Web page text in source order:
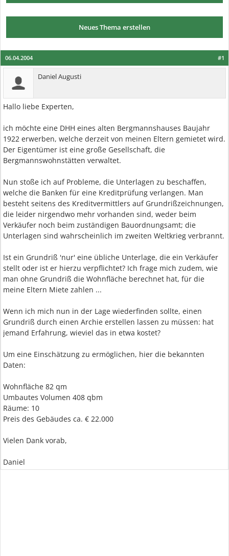
Neues Thema erstellen
#1
06.04.2004
Daniel Augusti
Hallo liebe Experten,
ich möchte eine DHH eines alten Bergmannshauses Baujahr
1922 erwerben, welche derzeit von meinen Eltern gemietet wird.
Der Eigentümer ist eine große Gesellschaft, die
Bergmannswohnstätten verwaltet.
Nun stoße ich auf Probleme, die Unterlagen zu beschaffen,
welche die Banken für eine Kreditprüfung verlangen. Man
besteht seitens des Kreditvermittlers auf Grundrißzeichnungen,
die leider nirgendwo mehr vorhanden sind, weder beim
Verkäufer noch beim zuständigen Bauordnungsamt; die
Unterlagen sind wahrscheinlich im zweiten Weltkrieg verbrannt.
Ist ein Grundriß 'nur' eine übliche Unterlage, die ein Verkäufer
stellt oder ist er hierzu verpflichtet? Ich frage mich zudem, wie
man ohne Grundriß die Wohnfläche berechnet hat, für die
meine Eltern Miete zahlen ...
Wenn ich mich nun in der Lage wiederfinden sollte, einen
Grundriß durch einen Archie erstellen lassen zu müssen: hat
jemand Erfahrung, wieviel das in etwa kostet?
Um eine Einschätzung zu ermöglichen, hier die bekannten
Daten:
Wohnfläche 82 qm
Umbautes Volumen 408 qbm
Räume: 10
Preis des Gebäudes ca. € 22.000
Vielen Dank vorab,
Daniel